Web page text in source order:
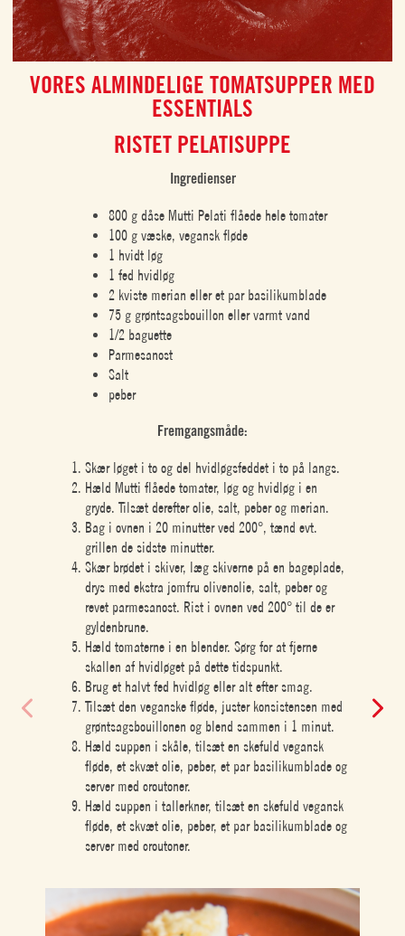
VORES ALMINDELIGE TOMATSUPPER MED
ESSENTIALS
RISTET PELATISUPPE
Ingredienser
800 g dåse Mutti Pelati flåede hele tomater
100 g væske, vegansk fløde
1 hvidt løg
1 fed hvidløg
2 kviste merian eller et par basilikumblade
75 g grøntsagsbouillon eller varmt vand
1/2 baguette
Parmesanost
Salt
peber
Fremgangsmåde:
Skær løget i to og del hvidløgsfeddet i to på langs.
Hæld Mutti flåede tomater, løg og hvidløg i en
gryde. Tilsæt derefter olie, salt, peber og merian.
Bag i ovnen i 20 minutter ved 200°, tænd evt.
grillen de sidste minutter.
Skær brødet i skiver, læg skiverne på en bageplade,
drys med ekstra jomfru olivenolie, salt, peber og
revet parmesanost. Rist i ovnen ved 200° til de er
gyldenbrune.
Hæld tomaterne i en blender. Sørg for at fjerne
skallen af hvidløget på dette tidspunkt.
Brug et halvt fed hvidløg eller alt efter smag.
Tilsæt den veganske fløde, juster konsistensen med
grøntsagsbouillonen og blend sammen i 1 minut.
Hæld suppen i skåle, tilsæt en skefuld vegansk
fløde, et skvæt olie, peber, et par basilikumblade og
server med croutoner.
Hæld suppen i tallerkner, tilsæt en skefuld vegansk
fløde, et skvæt olie, peber, et par basilikumblade og
server med croutoner.